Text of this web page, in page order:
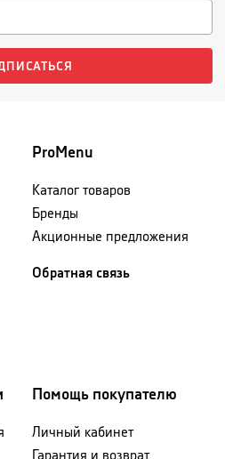
ProMenu
Каталог товаров
Бренды
Акционные предложения
Обратная связь
Помощь покупателю
Личный кабинет
Гарантия и возврат